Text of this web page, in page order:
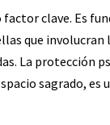
factor clave. Es
que
La protección
sagrado,